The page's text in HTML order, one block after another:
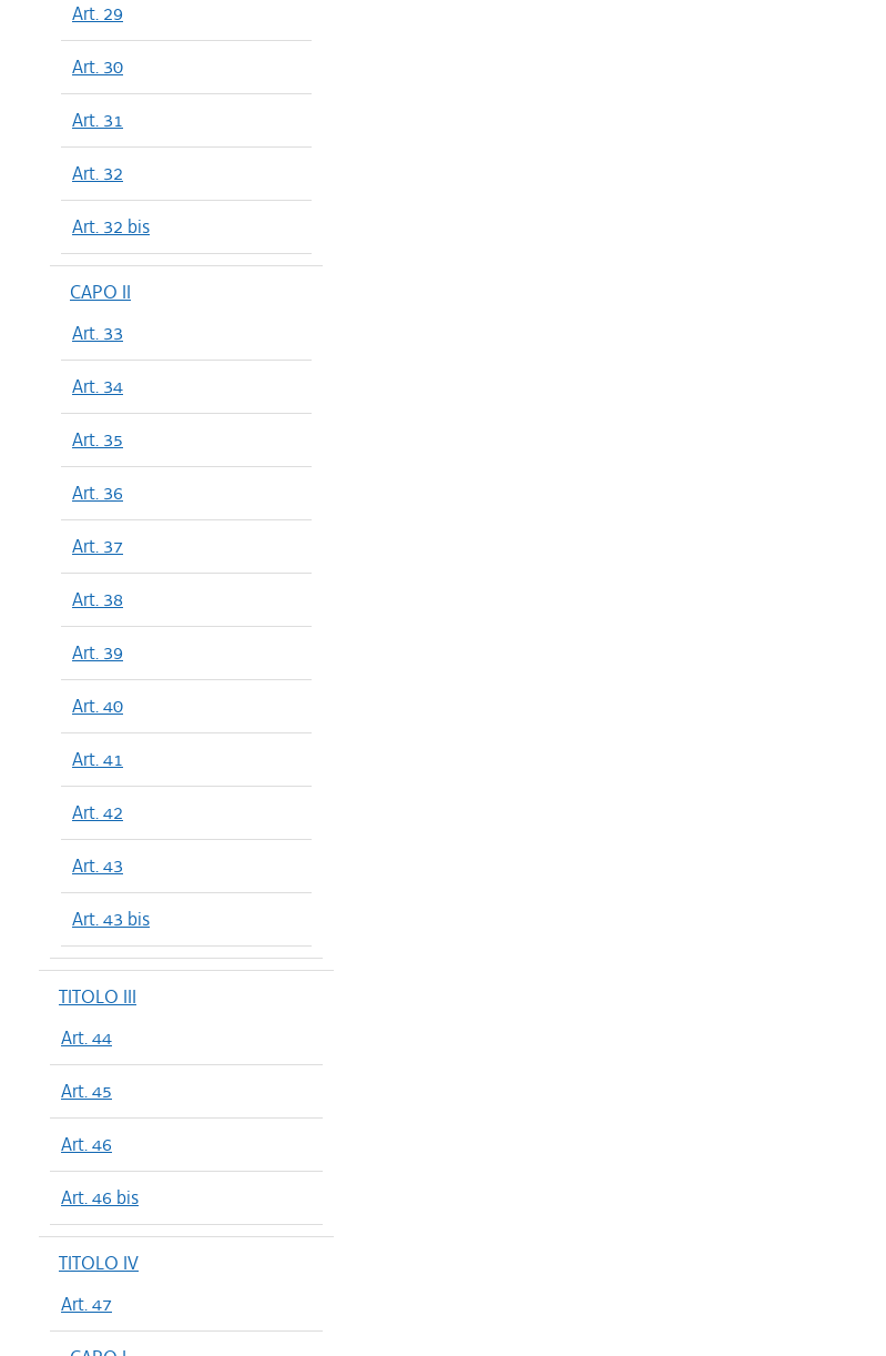
Art. 29
Art. 30
Art. 31
Art. 32
Art. 32 bis
CAPO II
Art. 33
Art. 34
Art. 35
Art. 36
Art. 37
Art. 38
Art. 39
Art. 40
Art. 41
Art. 42
Art. 43
Art. 43 bis
TITOLO III
Art. 44
Art. 45
Art. 46
Art. 46 bis
TITOLO IV
Art. 47